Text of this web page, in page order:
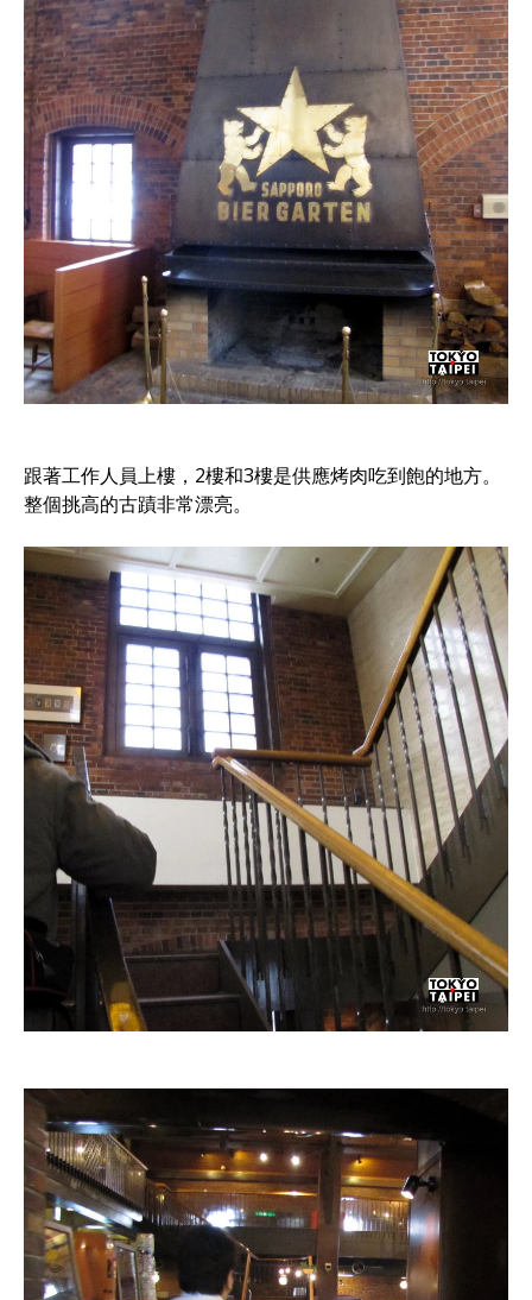
跟著工作人員上樓，2樓和3樓是供應烤肉吃到飽的地方。
整個挑高的古蹟非常漂亮。